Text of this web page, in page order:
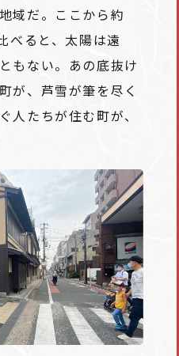
域だ。ここから約
べると、太陽は遠
もない。あの底抜け
が、芦雪が筆を尽く
人たちが住む町が、